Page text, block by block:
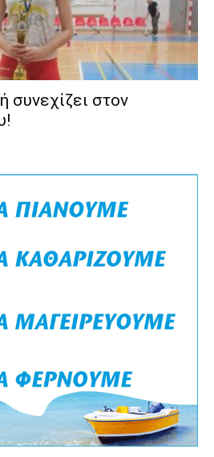
συνεχίζει στον